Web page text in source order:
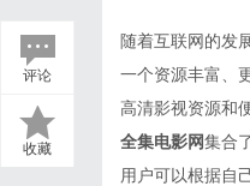
评论
收藏
随着互联网的发
一个资源丰富、
高清影视资源和
全集电影网集合
用户可以根据自